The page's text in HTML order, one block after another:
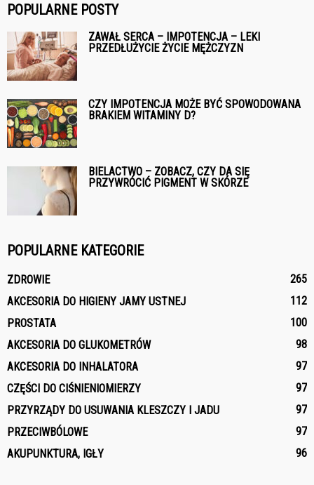
POPULARNE POSTY
ZAWAŁ SERCA – IMPOTENCJA – LEKI
PRZEDŁUŻYCIE ŻYCIE MĘŻCZYZN
CZY IMPOTENCJA MOŻE BYĆ SPOWODOWANA
BRAKIEM WITAMINY D?
BIELACTWO – ZOBACZ, CZY DA SIĘ
PRZYWRÓCIĆ PIGMENT W SKÓRZE
POPULARNE KATEGORIE
ZDROWIE
265
AKCESORIA DO HIGIENY JAMY USTNEJ
112
PROSTATA
100
AKCESORIA DO GLUKOMETRÓW
98
AKCESORIA DO INHALATORA
97
CZĘŚCI DO CIŚNIENIOMIERZY
97
PRZYRZĄDY DO USUWANIA KLESZCZY I JADU
97
PRZECIWBÓLOWE
97
AKUPUNKTURA, IGŁY
96